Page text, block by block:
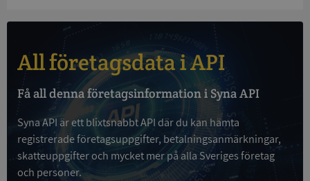
All företagsdata i API
Få all denna företagsinformation i Syna API
Syna API är ett blixtsnabbt API där du kan hämta
registrerade företagsuppgifter, betalningsanmärkningar,
skatteuppgifter och mycket mer på alla Sveriges företag
och personer.
Domän
__RequestVerificationToken
Microsoft
Corporation
de.syna.se